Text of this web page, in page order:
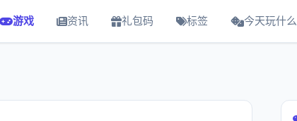
游戏 资讯 礼包码 标签 今天玩什么